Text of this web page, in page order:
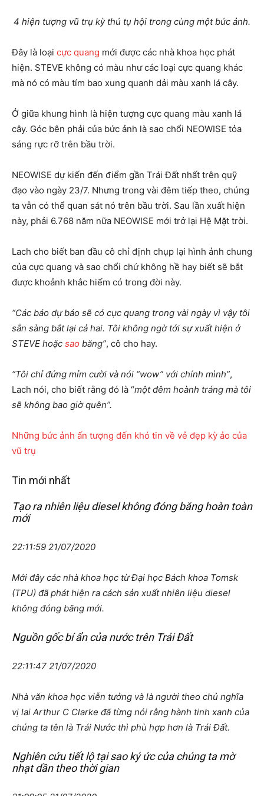
4 hiện tượng vũ trụ kỳ thú tụ hội trong cùng một bức ảnh.
Đây là loại cực quang mới được các nhà khoa học phát
hiện. STEVE không có màu như các loại cực quang khác
mà nó có màu tím bao xung quanh dải màu xanh lá cây.
Ở giữa khung hình là hiện tượng cực quang màu xanh lá
cây. Góc bên phải của bức ảnh là sao chổi NEOWISE tỏa
sáng rực rỡ trên bầu trời.
NEOWISE dự kiến đến điểm gần Trái Đất nhất trên quỹ
đạo vào ngày 23/7. Nhưng trong vài đêm tiếp theo, chúng
ta vẫn có thể quan sát nó trên bầu trời. Sau lần xuất hiện
này, phải 6.768 năm nữa NEOWISE mới trở lại Hệ Mặt trời.
Lach cho biết ban đầu cô chỉ định chụp lại hình ảnh chung
của cực quang và sao chổi chứ không hề hay biết sẽ bắt
được khoảnh khắc hiếm có trong đời này.
“Các báo dự báo sẽ có cực quang trong vài ngày vì vậy tôi
sẵn sàng bắt lại cả hai. Tôi không ngờ tới sự xuất hiện ở
STEVE hoặc sao băng”, cô cho hay.
“Tôi chỉ đứng mỉm cười và nói “wow” với chính mình”,
Lach nói, cho biết rằng đó là “một đêm hoành tráng mà tôi
sẽ không bao giờ quên”.
Những bức ảnh ấn tượng đến khó tin về vẻ đẹp kỳ ảo của
vũ trụ
Tin mới nhất
Tạo ra nhiên liệu diesel không đóng băng hoàn toàn
mới
22:11:59 21/07/2020
Mới đây các nhà khoa học từ Đại học Bách khoa Tomsk
(TPU) đã phát hiện ra cách sản xuất nhiên liệu diesel
không đóng băng mới.
Nguồn gốc bí ẩn của nước trên Trái Đất
22:11:47 21/07/2020
Nhà văn khoa học viễn tưởng và là người theo chủ nghĩa
vị lai Arthur C Clarke đã từng nói rằng hành tinh xanh của
chúng ta tên là Trái Nước thì phù hợp hơn là Trái Đất.
Nghiên cứu tiết lộ tại sao ký ức của chúng ta mờ
nhạt dần theo thời gian